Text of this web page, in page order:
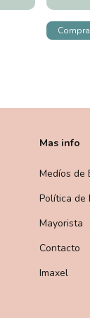
Mas info
Medíos de
Política de
Mayorista
Contacto
Imaxel